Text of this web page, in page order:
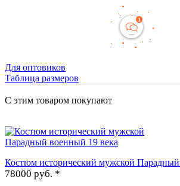
Для оптовиков
Таблица размеров
С этим товаром покупают
Костюм исторический мужской
78000 руб. *